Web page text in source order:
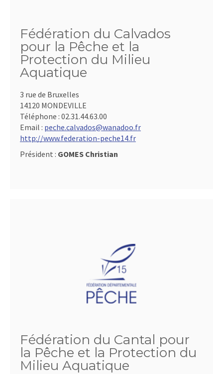
Fédération du Calvados
pour la Pêche et la
Protection du Milieu
Aquatique
3 rue de Bruxelles
14120 MONDEVILLE
Téléphone : 02.31.44.63.00
Email : peche.calvados@wanadoo.fr
http://www.federation-peche14.fr
Président : GOMES Christian
Fédération du Cantal pour
la Pêche et la Protection du
Milieu Aquatique